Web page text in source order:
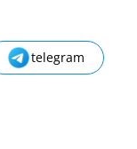
telegram